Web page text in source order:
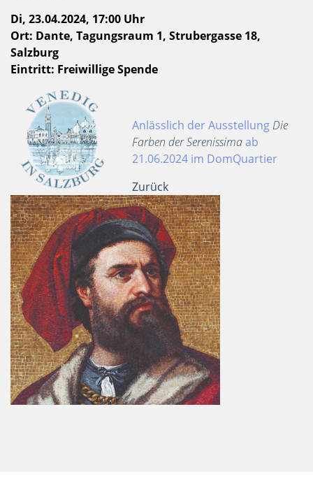
Di, 23.04.2024, 17:00 Uhr
Ort: Dante, Tagungsraum 1, Strubergasse 18,
Salzburg
Eintritt: Freiwillige Spende
Anlässlich der Ausstellung Die
Farben der Serenissimaab
21.06.2024 im DomQuartier
Zurück